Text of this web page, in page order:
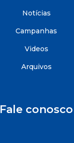
Notícias
Campanhas
Videos
Arquivos
Fale conosco